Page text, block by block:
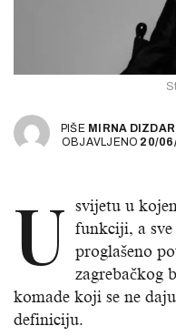
PIŠE MIRNA
OBJAVLJENO 20/
U svijetu u
funkciji, a
proglašeno
zagrebačkog
komade koji se ne
definiciju.